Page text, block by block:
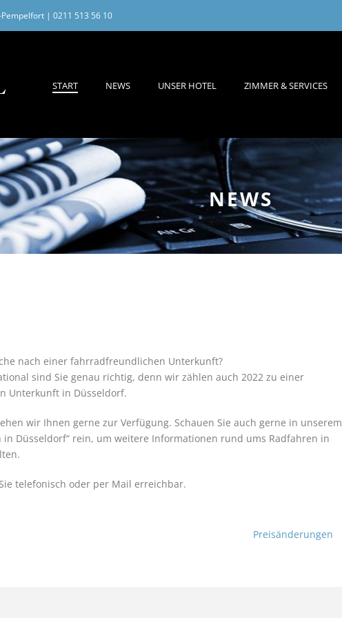
| 0211 513 56 10
START NEWS UNSER HOTEL ZIMMER & SERVICES
NEWS
nach einer fahrradfreundlichen Unterkunft?
sind Sie genau richtig, denn wir zählen auch 2022 zu einer
Unterkunft in Düsseldorf.
wir Ihnen gerne zur Verfügung. Schauen Sie auch gerne in unserem
in Düsseldorf“ rein, um weitere Informationen rund ums Radfahren in
telefonisch oder per Mail erreichbar.
Preisänderungen